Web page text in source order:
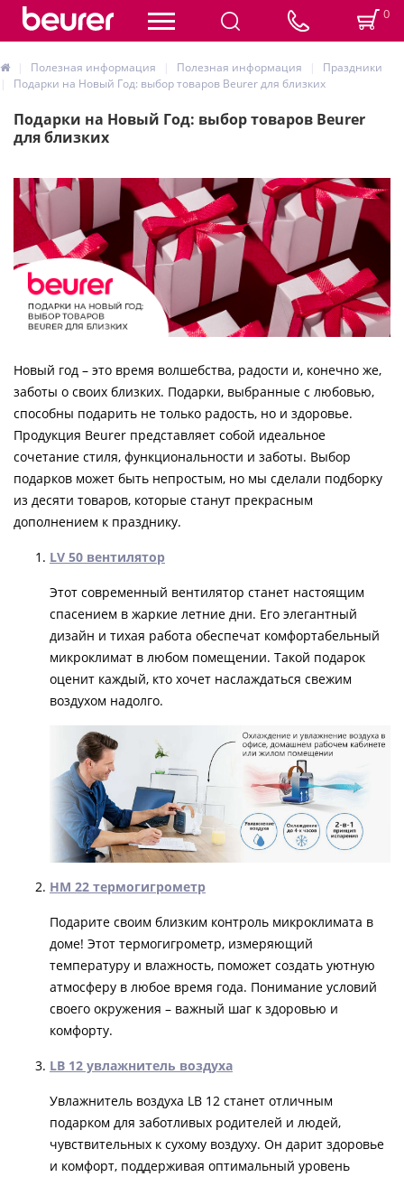
0
Полезная информация Полезная информация
Праздники
Подарки на Новый Год: выбор товаров Beurer для близких
Подарки на Новый Год: выбор товаров Beurer
для близких
Новый год – это время волшебства, радости и, конечно же,
заботы о своих близких. Подарки, выбранные с любовью,
способны подарить не только радость, но и здоровье.
Продукция Beurer представляет собой идеальное
сочетание стиля, функциональности и заботы. Выбор
подарков может быть непростым, но мы сделали подборку
из десяти товаров, которые станут прекрасным
дополнением к празднику.
LV 50 вентилятор
Этот современный вентилятор станет настоящим
спасением в жаркие летние дни. Его элегантный
дизайн и тихая работа обеспечат комфортабельный
микроклимат в любом помещении. Такой подарок
оценит каждый, кто хочет наслаждаться свежим
воздухом надолго.
HM 22 термогигрометр
Подарите своим близким контроль микроклимата в
доме! Этот термогигрометр, измеряющий
температуру и влажность, поможет создать уютную
атмосферу в любое время года. Понимание условий
своего окружения – важный шаг к здоровью и
комфорту.
LB 12 увлажнитель воздуха
Увлажнитель воздуха LB 12 станет отличным
подарком для заботливых родителей и людей,
чувствительных к сухому воздуху. Он дарит здоровье
и комфорт, поддерживая оптимальный уровень